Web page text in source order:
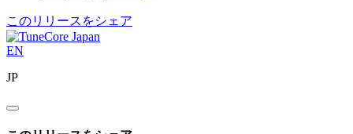
このリリースをシェア
EN
JP